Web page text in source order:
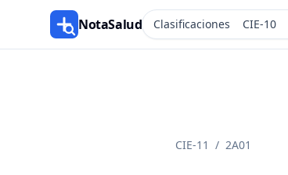
NotaSalud Clasificaciones CIE-10
CIE-11 / 2A01